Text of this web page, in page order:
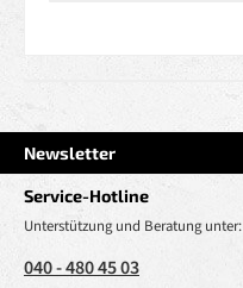
Newsletter
Service-Hotline
Unterstützung und Beratung unter:
040 - 480 45 03